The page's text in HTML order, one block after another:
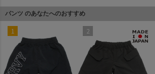
パンツ のあなたへのおすすめ
1 2